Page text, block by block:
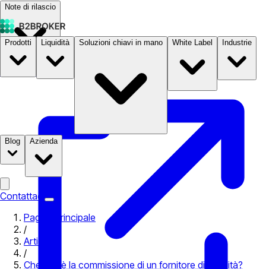
Note di rilascio
PrezziB2STORE
Prodotti Liquidità Soluzioni chiavi in mano White Label Industrie
Blog Azienda
Contattaci
Pagina principale
/
Articoli
/
Che cos’è la commissione di un fornitore di liquidità?